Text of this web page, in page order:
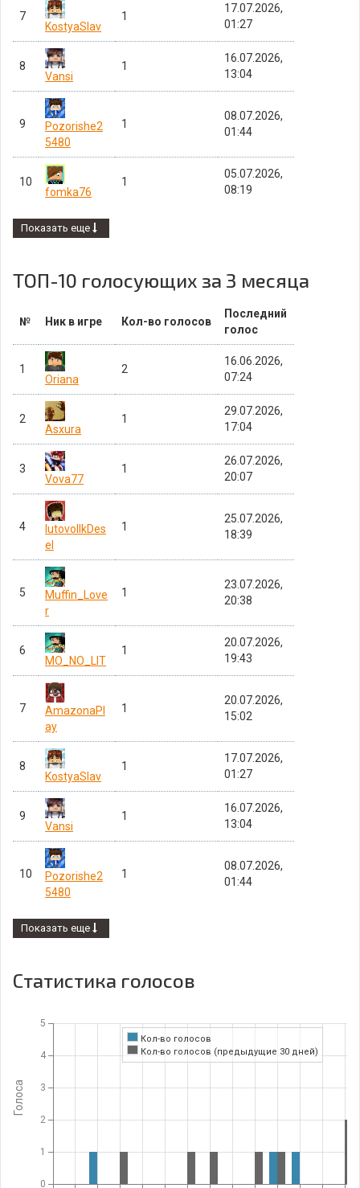
7
KostyaSlav
1
17.07.2026,
01:27
8
Vansi
1
16.07.2026,
13:04
9
Pozorishe2
5480
1
08.07.2026,
01:44
10
fomka76
1
05.07.2026,
08:19
Показать еще
ТОП-10 голосующих за 3 месяца
№ Ник в игре Кол-во голосов
Последний
голос
1
Oriana
2
16.06.2026,
07:24
2
Asxura
1
29.07.2026,
17:04
3
Vova77
1
26.07.2026,
20:07
4
lutovollkDes
el
1
25.07.2026,
18:39
5
Muffin_Love
r
1
23.07.2026,
20:38
6
MO_NO_LIT
1
20.07.2026,
19:43
7
AmazonaPl
ay
1
20.07.2026,
15:02
8
KostyaSlav
1
17.07.2026,
01:27
9
Vansi
1
16.07.2026,
13:04
10
Pozorishe2
5480
1
08.07.2026,
01:44
Показать еще
Статистика голосов
Кол-во голосов
Кол-во голосов (предыдущие 30 дней)
0
1
2
3
4
5
Голоса